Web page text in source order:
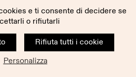
e ti consente di decidere se
o rifiutarli
Rifiuta tutti i cookie
Personalizza